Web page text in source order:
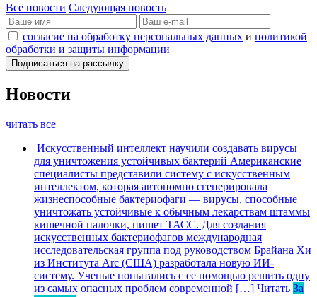
Все новости Следующая новость
согласие на обработку персональных данных и политикой
обработки и защиты информации
Новости
читать все
Искусственный интеллект научили создавать вирусы
для уничтожения устойчивых бактерий Американские
специалисты представили систему с искусственным
интеллектом, которая автономно сгенерировала
жизнеспособные бактериофаги — вирусы, способные
уничтожать устойчивые к обычным лекарствам штаммы
кишечной палочки, пишет ТАСС. Для создания
искусственных бактериофагов международная
исследовательская группа под руководством Брайана Хи
из Института Arc (США) разработала новую ИИ-
систему. Ученые попытались с ее помощью решить одну
из самых опасных проблем современной […] Читать За